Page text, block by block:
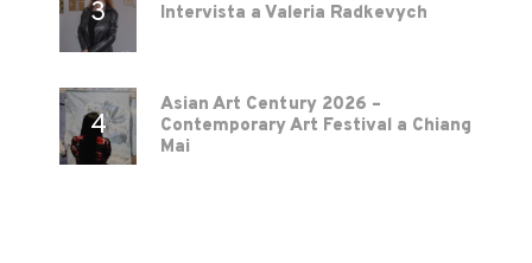
Intervista a Valeria Radkevych
Asian Art Century 2026 –
Contemporary Art Festival a Chiang
Mai